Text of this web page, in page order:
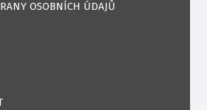
OSOBNÍCH ÚDAJŮ